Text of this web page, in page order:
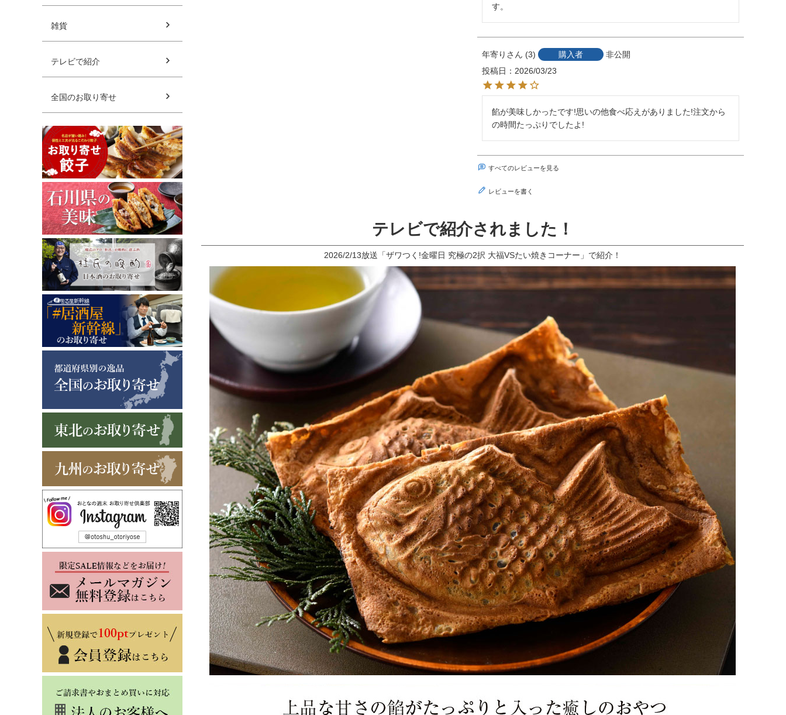
雑貨
テレビで紹介
全国のお取り寄せ
テレビで紹介されました！
2026/2/13放送「ザワつく!金曜日 究極の2択 大福VSたい焼きコーナー」で紹介！
す。
年寄り 3 購入者
非公開
投稿日
2026/03/23
餡が美味しかったです!思いの他食べ応えがありました!注文から
の時間たっぷりでしたよ!
すべてのレビューを見る
レビューを書く